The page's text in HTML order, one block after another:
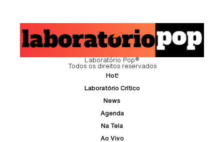
Laboratório Pop®
Todos os direitos reservados
Hot!
Laboratório Crítico
News
Agenda
Na Tela
Ao Vivo